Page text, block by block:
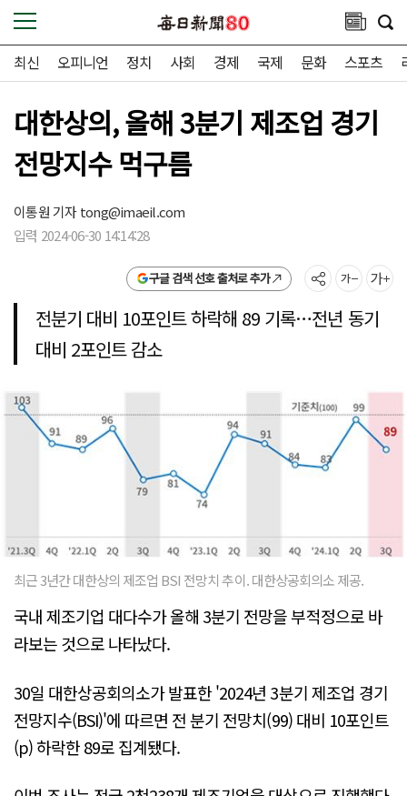
최신 오피니언 정치 사회 경제 국제 문화 스포츠
대한상의, 올해 3분기 제조업 경기
전망지수 먹구름
이통원 기자tong@imaeil.com
입력 2024-06-30 14:14:28
구글 검색 선호 출처로 추가
전분기 대비 10포인트 하락해 89 기록…전년 동기
대비 2포인트 감소
최근 3년간 대한상의 제조업 BSI 전망치 추이. 대한상공회의소 제공.
국내 제조기업 대다수가 올해 3분기 전망을 부적정으로 바
라보는 것으로 나타났다.
30일 대한상공회의소가 발표한 '2024년 3분기 제조업 경기
전망지수(BSI)'에 따르면 전 분기 전망치(99) 대비 10포인트
(p) 하락한 89로 집계됐다.